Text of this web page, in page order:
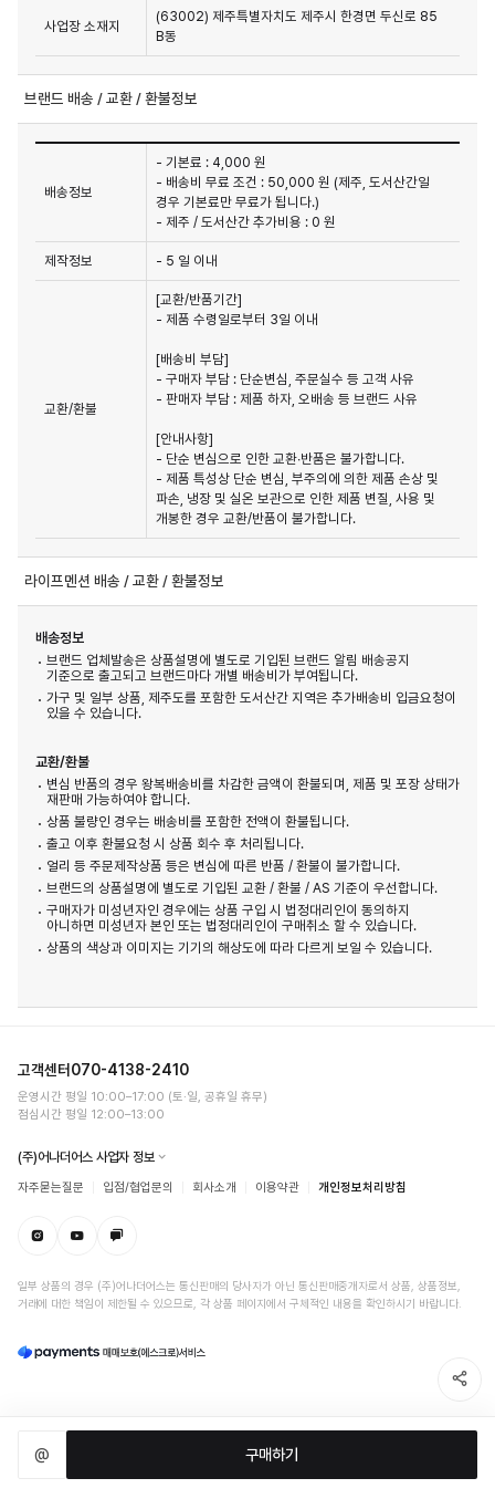
@ 구매하기
사업장 소재지
(63002) 제주특별자치도 제주시 한경면 두신로 85
B동
브랜드 배송 / 교환 / 환불정보
배송정보
- 기본료 : 4,000 원
- 배송비 무료 조건 : 50,000 원 (제주, 도서산간일
경우 기본료만 무료가 됩니다.)
- 제주 / 도서산간 추가비용 : 0 원
제작정보 - 5 일 이내
교환/환불
[교환/반품기간]
- 제품 수령일로부터 3일 이내
[배송비 부담]
- 구매자 부담 : 단순변심, 주문실수 등 고객 사유
- 판매자 부담 : 제품 하자, 오배송 등 브랜드 사유
[안내사항]
- 단순 변심으로 인한 교환∙반품은 불가합니다.
- 제품 특성상 단순 변심, 부주의에 의한 제품 손상 및
파손, 냉장 및 실온 보관으로 인한 제품 변질, 사용 및
개봉한 경우 교환/반품이 불가합니다.
라이프멘션 배송 / 교환 / 환불정보
배송정보
브랜드 업체발송은 상품설명에 별도로 기입된 브랜드 알림 배송공지
기준으로 출고되고 브랜드마다 개별 배송비가 부여됩니다.
가구 및 일부 상품, 제주도를 포함한 도서산간 지역은 추가배송비 입금요청이
있을 수 있습니다.
교환/환불
변심 반품의 경우 왕복배송비를 차감한 금액이 환불되며, 제품 및 포장 상태가
재판매 가능하여야 합니다.
상품 불량인 경우는 배송비를 포함한 전액이 환불됩니다.
출고 이후 환불요청 시 상품 회수 후 처리됩니다.
얼리 등 주문제작상품 등은 변심에 따른 반품 / 환불이 불가합니다.
브랜드의 상품설명에 별도로 기입된 교환 / 환불 / AS 기준이 우선합니다.
구매자가 미성년자인 경우에는 상품 구입 시 법정대리인이 동의하지
아니하면 미성년자 본인 또는 법정대리인이 구매취소 할 수 있습니다.
상품의 색상과 이미지는 기기의 해상도에 따라 다르게 보일 수 있습니다.
고객센터 070-4138-2410
운영시간 평일 10:00–17:00 (토·일, 공휴일 휴무)
점심시간 평일 12:00–13:00
(주)어나더어스 사업자 정보
자주묻는질문 입점/협업문의 회사소개 이용약관 개인정보처리방침
일부 상품의 경우 (주)어나더어스는 통신판매의 당사자가 아닌 통신판매중개자로서 상품, 상품정보,
거래에 대한 책임이 제한될 수 있으므로, 각 상품 페이지에서 구체적인 내용을 확인하시기 바랍니다.